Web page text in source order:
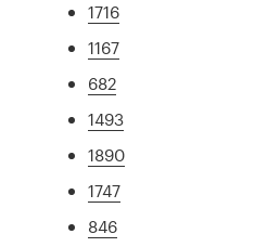
1716
1167
682
1493
1890
1747
846